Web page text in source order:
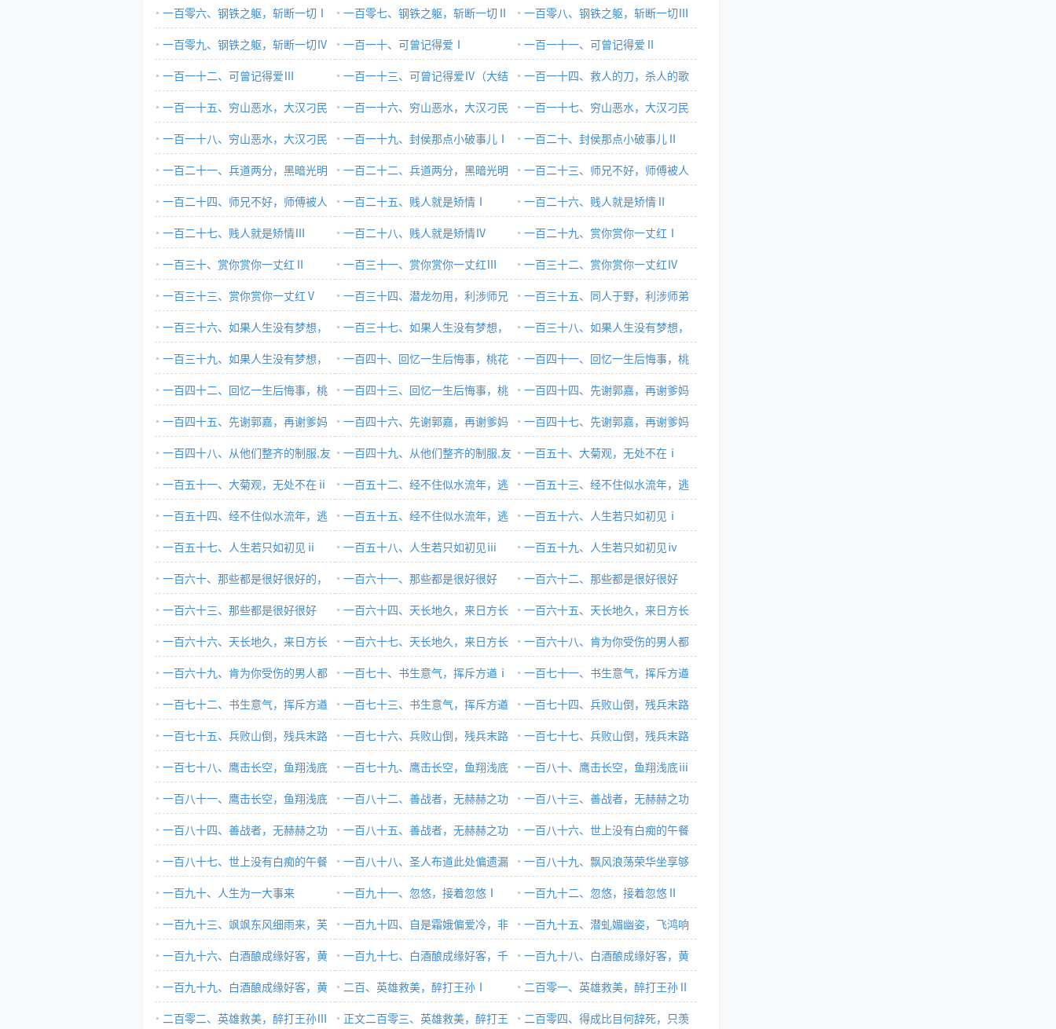
一百零六、钢铁之躯，斩断一切Ⅰ
一百零七、钢铁之躯，斩断一切Ⅱ
一百零八、钢铁之躯，斩断一切Ⅲ
一百零九、钢铁之躯，斩断一切Ⅳ
一百一十、可曾记得爱Ⅰ
一百一十一、可曾记得爱Ⅱ
一百一十二、可曾记得爱Ⅲ
一百一十三、可曾记得爱Ⅳ（大结
局）
一百一十四、救人的刀，杀人的歌
一百一十五、穷山恶水，大汉刁民
Ⅰ
一百一十六、穷山恶水，大汉刁民
Ⅱ
一百一十七、穷山恶水，大汉刁民
Ⅲ
一百一十八、穷山恶水，大汉刁民
Ⅳ
一百一十九、封侯那点小破事儿Ⅰ
一百二十、封侯那点小破事儿Ⅱ
一百二十一、兵道两分，黑暗光明
Ⅰ
一百二十二、兵道两分，黑暗光明
Ⅱ
一百二十三、师兄不好，师傅被人
抓走了Ⅰ
一百二十四、师兄不好，师傅被人
抓走了Ⅱ
一百二十五、贱人就是矫情Ⅰ
一百二十六、贱人就是矫情Ⅱ
一百二十七、贱人就是矫情Ⅲ
一百二十八、贱人就是矫情Ⅳ
一百二十九、赏你赏你一丈红Ⅰ
一百三十、赏你赏你一丈红Ⅱ
一百三十一、赏你赏你一丈红Ⅲ
一百三十二、赏你赏你一丈红Ⅳ
一百三十三、赏你赏你一丈红Ⅴ
一百三十四、潜龙勿用，利涉师兄
一百三十五、同人于野，利涉师弟
一百三十六、如果人生没有梦想，
那跟咸鱼有什么分别？ⅰ
一百三十七、如果人生没有梦想，
那跟咸鱼有什么分别？ⅱ
一百三十八、如果人生没有梦想，
那跟咸鱼有什么分别？ⅲ
一百三十九、如果人生没有梦想，
那跟咸鱼有什么分别？ⅳ
一百四十、回忆一生后悔事，桃花
便落满南山ⅰ
一百四十一、回忆一生后悔事，桃
花便落满南山ⅱ
一百四十二、回忆一生后悔事，桃
花便落满南山ⅲ
一百四十三、回忆一生后悔事，桃
花便落满南山ⅳ
一百四十四、先谢郭嘉，再谢爹妈
ⅰ
一百四十五、先谢郭嘉，再谢爹妈
ⅱ
一百四十六、先谢郭嘉，再谢爹妈
ⅲ
一百四十七、先谢郭嘉，再谢爹妈
ⅳ
一百四十八、从他们整齐的制服,友
善的眼神,我完全可以感受到那份诚意
和体育精神ⅰ
一百四十九、从他们整齐的制服,友
善的眼神,我完全可以感受到那份诚意
和体育精神ⅱ
一百五十、大菊观，无处不在ⅰ
一百五十一、大菊观，无处不在ⅱ
一百五十二、经不住似水流年，逃
不过此间少年ⅰ
一百五十三、经不住似水流年，逃
不过此间少年ⅱ
一百五十四、经不住似水流年，逃
不过此间少年ⅲ
一百五十五、经不住似水流年，逃
不过此逃不过此间少年ⅳ
一百五十六、人生若只如初见ⅰ
一百五十七、人生若只如初见ⅱ
一百五十八、人生若只如初见ⅲ
一百五十九、人生若只如初见ⅳ
一百六十、那些都是很好很好的，
可我偏偏不喜欢ⅰ
一百六十一、那些都是很好很好
的，可我偏偏不喜欢ⅱ
一百六十二、那些都是很好很好
的，可我偏偏不喜欢ⅲ
一百六十三、那些都是很好很好
的，可我偏偏不喜欢ⅳ
一百六十四、天长地久，来日方长
ⅰ
一百六十五、天长地久，来日方长
ⅱ
一百六十六、天长地久，来日方长
ⅲ
一百六十七、天长地久，来日方长
ⅳ
一百六十八、肯为你受伤的男人都
是好男人ⅰ
一百六十九、肯为你受伤的男人都
是好男人ⅱ
一百七十、书生意气，挥斥方遒ⅰ
一百七十一、书生意气，挥斥方遒
ⅱ
一百七十二、书生意气，挥斥方遒
ⅲ
一百七十三、书生意气，挥斥方遒
ⅳ
一百七十四、兵败山倒，残兵末路
ⅰ
一百七十五、兵败山倒，残兵末路
ⅱ
一百七十六、兵败山倒，残兵末路
ⅲ
一百七十七、兵败山倒，残兵末路
ⅳ
一百七十八、鹰击长空，鱼翔浅底
ⅰ
一百七十九、鹰击长空，鱼翔浅底
ⅱ
一百八十、鹰击长空，鱼翔浅底ⅲ
一百八十一、鹰击长空，鱼翔浅底
ⅳ
一百八十二、善战者，无赫赫之功
ⅰ
一百八十三、善战者，无赫赫之功
ⅱ
一百八十四、善战者，无赫赫之功
ⅲ
一百八十五、善战者，无赫赫之功
ⅳ
一百八十六、世上没有白痴的午餐
ⅰ
一百八十七、世上没有白痴的午餐
Ⅱ
一百八十八、圣人布道此处偏遗漏
一百八十九、飘风浪荡荣华坐享够
一百九十、人生为一大事来
一百九十一、忽悠，接着忽悠Ⅰ
一百九十二、忽悠，接着忽悠Ⅱ
一百九十三、飒飒东风细雨来，芙
蓉塘外有轻雷
一百九十四、自是霜娥偏爱冷，非
关倩女亦离魂
一百九十五、潜虬媚幽姿，飞鸿响
远音。索居易永久，离群难处心
一百九十六、白酒酿成缘好客，黄
金散尽为收贤Ⅰ
一百九十七、白酒酿成缘好客，千
金散尽为求贤II
一百九十八、白酒酿成缘好客，黄
金散尽为收贤III
一百九十九、白酒酿成缘好客，黄
金散尽为收贤Ⅳ
二百、英雄救美，醉打王孙Ⅰ
二百零一、英雄救美，醉打王孙Ⅱ
二百零二、英雄救美，醉打王孙Ⅲ
正文二百零三、英雄救美，醉打王 二百零四、得成比目何辞死，只羡